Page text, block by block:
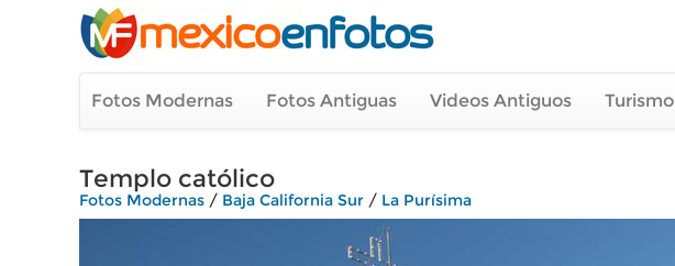
Fotos Modernas Fotos Antiguas Videos Antiguos Turismo
Templo católico
Fotos Modernas / Baja California Sur / La Purísima